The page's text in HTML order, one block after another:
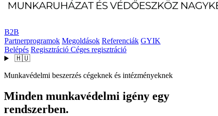
B2B
Partnerprogramok Megoldások Referenciák GYIK
Belépés Regisztráció Céges regisztráció
🇭🇺
Munkavédelmi beszerzés cégeknek és intézményeknek
Minden munkavédelmi igény egy
rendszerben.